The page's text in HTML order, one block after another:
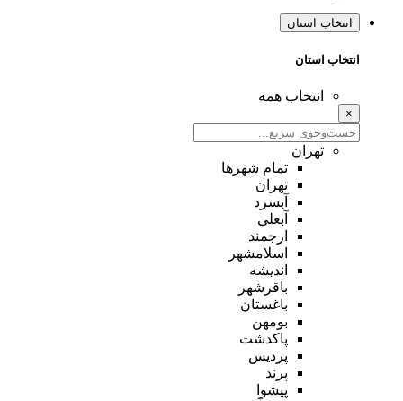
انتخاب استان
انتخاب استان
انتخاب همه
×
تهران
تمام شهر‌ها
تهران
آبسرد
آبعلی
ارجمند
اسلامشهر
اندیشه
باقرشهر
باغستان
بومهن
پاکدشت
پردیس
پرند
پیشوا